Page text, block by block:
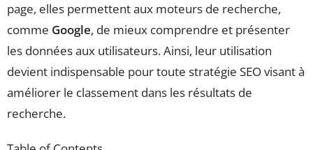
page, elles permettent aux moteurs de recherche,
comme Google, de mieux comprendre et présenter
les données aux utilisateurs. Ainsi, leur utilisation
devient indispensable pour toute stratégie SEO visant à
améliorer le classement dans les résultats de
recherche.